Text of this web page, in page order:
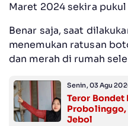
Maret 2024 sekira pukul
Benar saja, saat
menemukan ratusan
dan merah di rumah
Senin, 03 Agu
Teror Bondet
Probolinggo,
Jebol